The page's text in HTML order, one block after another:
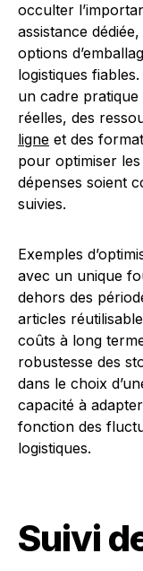
occulter
assistance
options
logistiques
un cadre pratique
réelles, des
ligne et des
pour optimiser
dépenses soient
suivies.
Exemples
avec un unique
dehors des
articles
coûts à long
robustesse des
dans le choix
capacité à
fonction des
logistiques.
Suivi